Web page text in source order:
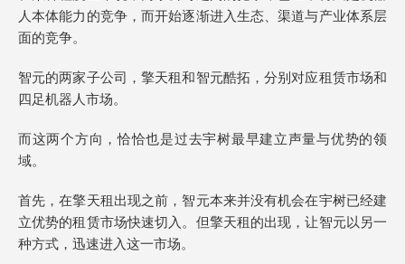
人本体能力的竞争，而开始逐渐进入生态、渠道与产业体系层
面的竞争。
智元的两家子公司，擎天租和智元酷拓，分别对应租赁市场和
四足机器人市场。
而这两个方向，恰恰也是过去宇树最早建立声量与优势的领
域。
首先，在擎天租出现之前，智元本来并没有机会在宇树已经建
立优势的租赁市场快速切入。但擎天租的出现，让智元以另一
种方式，迅速进入这一市场。